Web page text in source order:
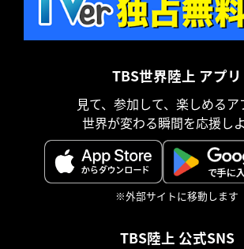
TBS世界陸上 アプリ
見て、参加して、楽しめるア
世界が変わる瞬間を応援し
※外部サイトに移動します
TBS陸上 公式SNS